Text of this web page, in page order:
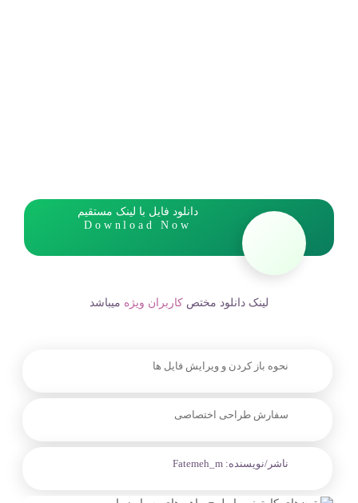
دانلود فایل با لینک مستقیم
Download Now
لینک دانلود مختص کاربران ویژه میباشد
نحوه باز کردن و ویرایش فایل ها
سفارش طراحی اختصاصی
ناشر/نویسنده: Fatemeh_m